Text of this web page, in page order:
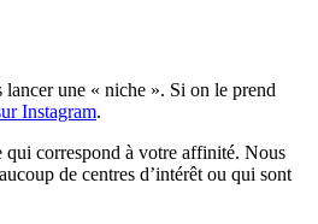
lancer une « niche ». Si on le prend
Instagram.
qui correspond à votre affinité. Nous
de centres d’intérêt ou qui sont